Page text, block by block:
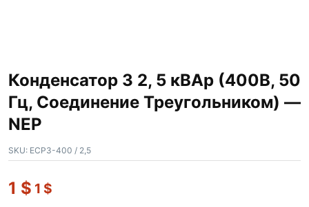
Конденсатор 3 2, 5 кВАр (400В, 50
Гц, Соединение Треугольником) —
NEP
SKU: ECP3-400 / 2,5
1 $ 1 $